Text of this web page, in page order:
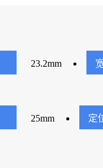
23.2mm
25mm 定